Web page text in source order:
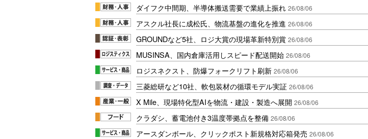
ダイフク中間期、半導体搬送需要で業績上振れ 26/08/06
アスクル社長に成松氏、物流基盤の進化を推進 26/08/06
GROUNDなど5社、ロジ大賞の現場革新特別賞 26/08/06
MUSINSA、国内倉庫活用しスピード配送開始 26/08/06
ロジスネクスト、防爆フォークリフト刷新 26/08/06
三菱総研など10社、軟包装材の循環モデル実証 26/08/06
X Mile、現場特化型AIを物流・建設・製造へ展開 26/08/06
クラダシ、蓄電池付き3温度帯拠点を整備 26/08/06
アースダンボール、クリックポスト新規格対応箱発売 26/08/06